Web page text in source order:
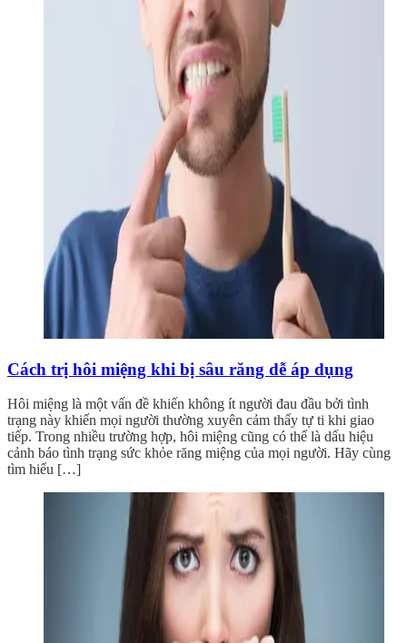
Cách trị hôi miệng khi bị sâu răng dễ áp dụng
Hôi miệng là một vấn đề khiến không ít người đau đầu bởi tình
trạng này khiến mọi người thường xuyên cảm thấy tự ti khi giao
tiếp. Trong nhiều trường hợp, hôi miệng cũng có thể là dấu hiệu
cảnh báo tình trạng sức khỏe răng miệng của mọi người. Hãy cùng
tìm hiểu […]